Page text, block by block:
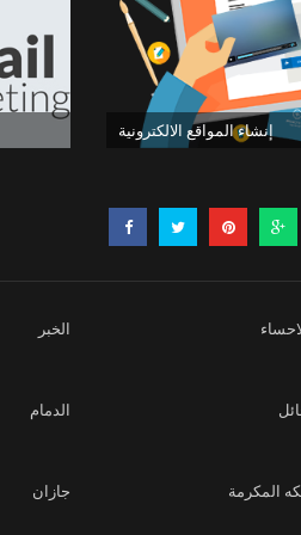
إنشاء المواقع الالكترونية
الخبر
الدمام
جازان المكرمة